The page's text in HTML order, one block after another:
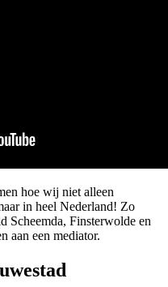
hoe wij niet alleen
in heel Nederland! Zo
Scheemda, Finsterwolde en
aan een mediator.